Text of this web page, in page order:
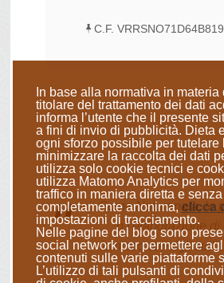
In base alla normativa in
titolare del trattamento dei dati
informa l’utente che il presente
a fini di invio di pubblicità. Dieta
ogni sforzo possibile per
minimizzare la raccolta dei dati
utilizza solo cookie tecnici e
utilizza Matomo Analytics per
traffico in maniera diretta e
completamente anonima, clicca
impostazioni di tracciamento.
Nelle pagine del blog sono
social network per permettere
contenuti sulle varie piattaforme
L’utilizzo di tali pulsanti di
C.F.
Come Naturopata, le
o l'elaborazione di
fornisco consigli